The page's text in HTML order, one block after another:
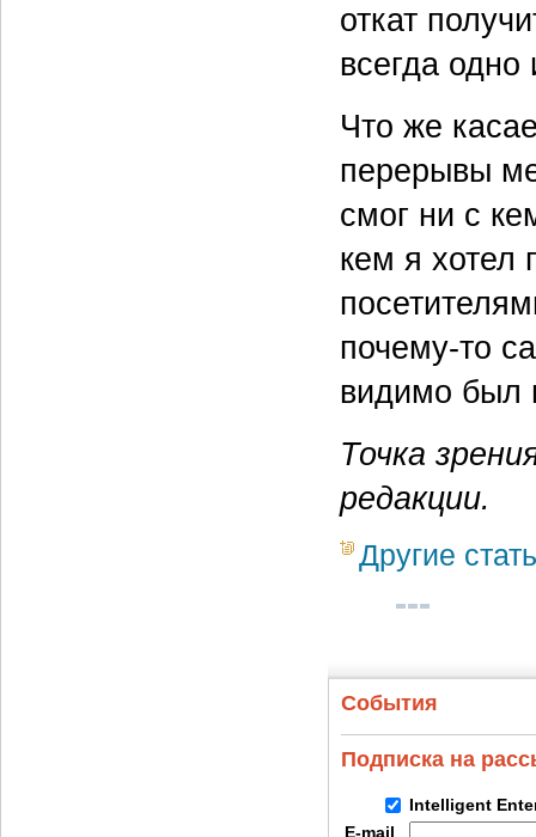
откат
всегда одно
Что же
перерывы
смог ни с
кем я хотел
почему-то
видимо был
Точка
редакции.
Другие
События
Подписка на
Intelligent
E-mail